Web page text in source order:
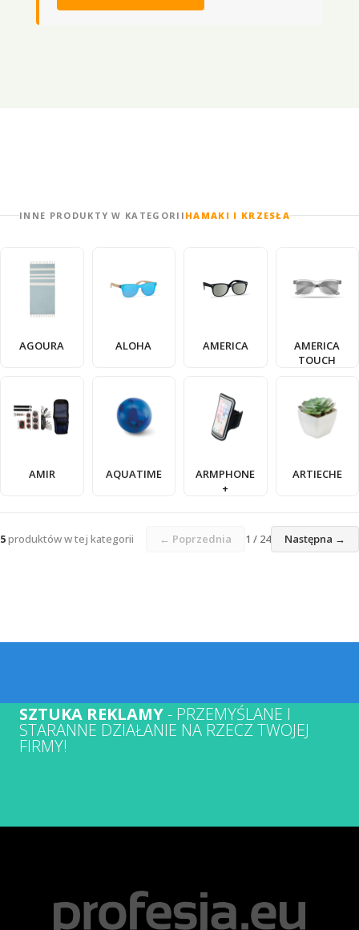
INNE PRODUKTY W KATEGORII HAMAKI I KRZESŁA
AGOURA ALOHA AMERICA
AMERICA
TOUCH
AMIR AQUATIME
ARMPHONE
+
ARTIECHE
5produktów w tej kategorii ← Poprzednia 1 / 24 Następna →
SZTUKA REKLAMY- PRZEMYŚLANE I
STARANNE DZIAŁANIE NA RZECZ TWOJEJ
FIRMY!